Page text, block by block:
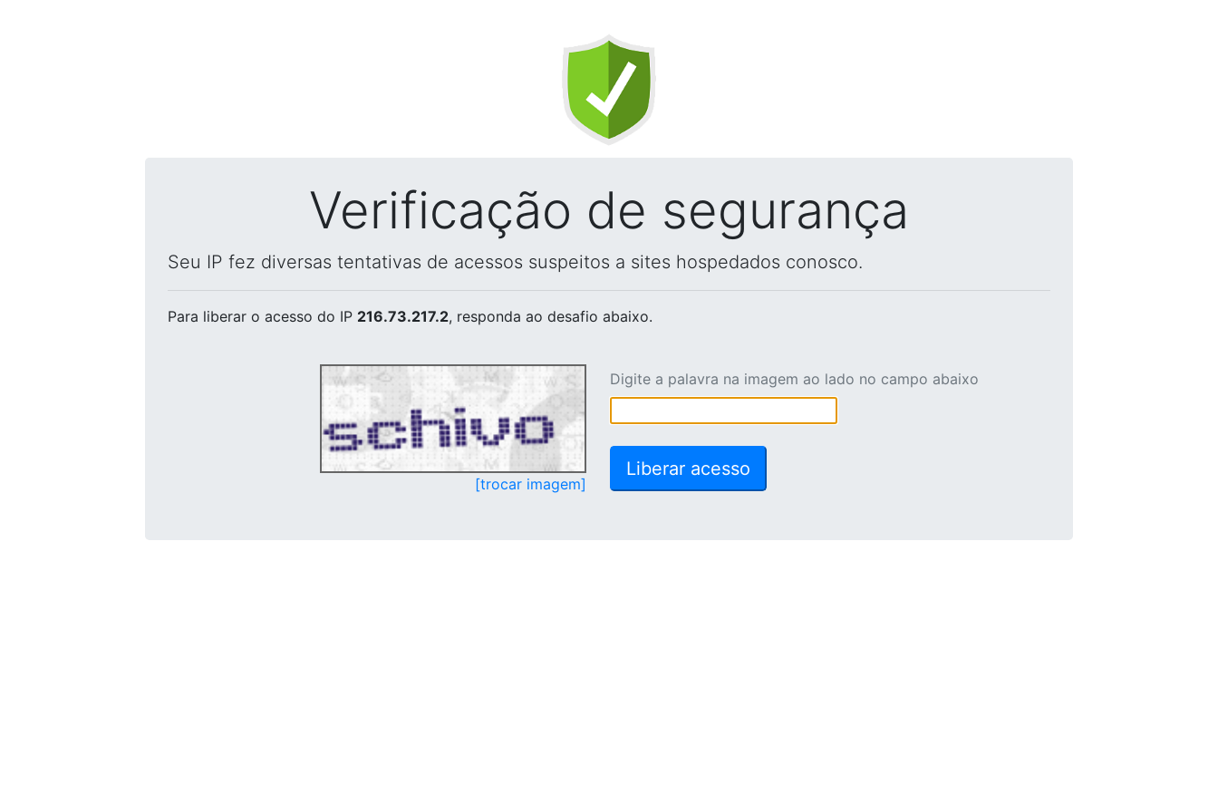
Verificação de segurança
Seu IP fez diversas tentativas de acessos suspeitos a sites hospedados conosco.
Para liberar o acesso do IP 216.73.217.2, responda ao desafio abaixo.
[trocar imagem]
Digite a palavra na imagem ao lado no campo abaixo